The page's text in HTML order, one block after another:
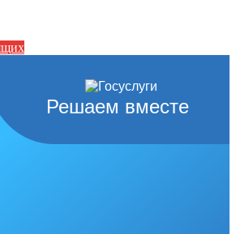
Решаем вместе